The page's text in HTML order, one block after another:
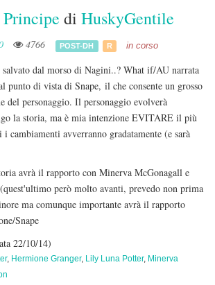
di HuskyGentile
4766 POST-DH R in corso
salvato dal morso di Nagini..? What if/AU narrata
punto di vista di Snape, il che consente un grosso
del personaggio. Il personaggio evolverà
la storia, ma è mia intenzione EVITARE il più
cambiamenti avverranno gradatamente (e sarà
avrà il rapporto con Minerva McGonagall e
però molto avanti, prevedo non prima
ma comunque importante avrà il rapporto
Snape
22/10/14)
, Hermione Granger, Lily Luna Potter, Minerva